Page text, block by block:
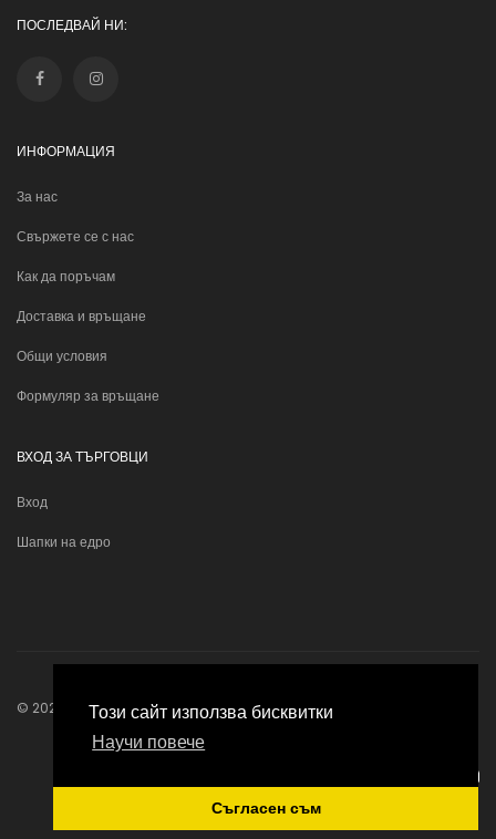
Този сайт използва бисквитки
Научи повече
Съгласен съм
ПОСЛЕДВАЙ НИ:
ИНФОРМАЦИЯ
За нас
Свържете се с нас
Как да поръчам
Доставка и връщане
Общи условия
Формуляр за връщане
ВХОД ЗА ТЪРГОВЦИ
Вход
Шапки на едро
© 2026 Bonhats . Всички права запазени.